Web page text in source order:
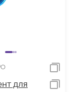
для